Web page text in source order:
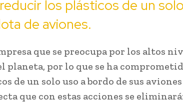
los plásticos de un
de aviones.
que se preocupa por los altos
planeta, por lo que se ha
de un solo uso a bordo de sus
que con estas acciones se